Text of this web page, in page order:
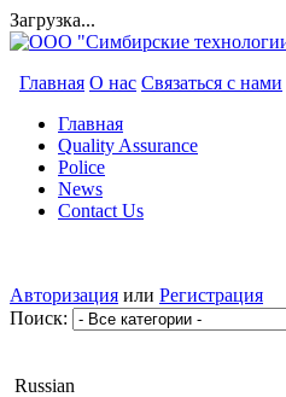
Загрузка...
Главная О нас Связаться с нами
Главная
Quality Assurance
Police
News
Contact Us
Авторизация или Регистрация
Поиск:
Russian